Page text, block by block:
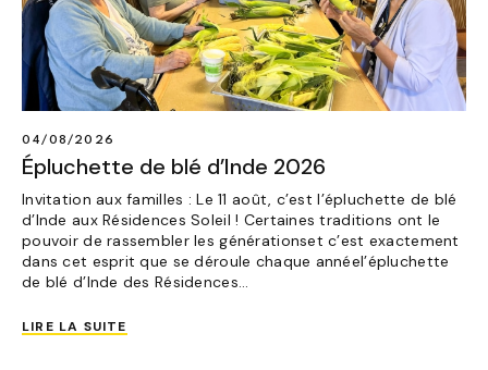
04/08/2026
Épluchette de blé d’Inde 2026
Invitation aux familles : Le 11 août, c’est l’épluchette de blé
d’Inde aux Résidences Soleil ! Certaines traditions ont le
pouvoir de rassembler les générationset c’est exactement
dans cet esprit que se déroule chaque annéel’épluchette
de blé d’Inde des Résidences…
LIRE LA SUITE